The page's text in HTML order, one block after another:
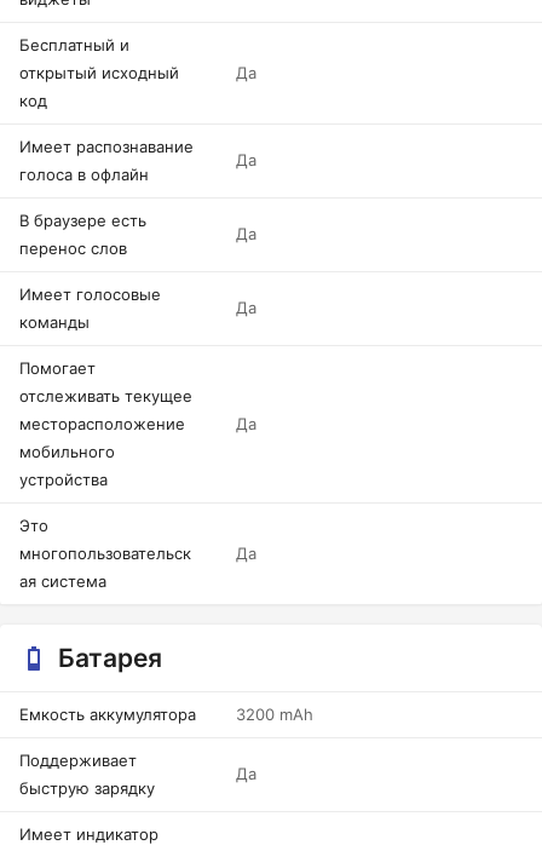
Бесплатный и
открытый исходный
код
Да
Имеет распознавание
голоса в офлайн
Да
В браузере есть
перенос слов
Да
Имеет голосовые
команды
Да
Помогает
отслеживать текущее
месторасположение
мобильного
устройства
Да
Это
многопользовательск
ая система
Да
Батарея
Емкость аккумулятора 3200 mAh
Поддерживает
быструю зарядку
Да
Имеет индикатор